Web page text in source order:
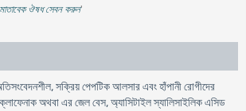
মোতাবেক ঔষধ সেবন করুন'
সক্রিয় পেপটিক আলসার এবং হাঁপানী রোগীদের
অথবা এর জেল বেস, অ্যাসিটাইল স্যালিসাইলিক এসিড